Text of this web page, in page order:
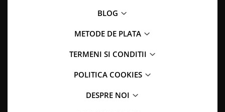
BLOG
METODE DE PLATA
TERMENI SI CONDITII
POLITICA COOKIES
DESPRE NOI